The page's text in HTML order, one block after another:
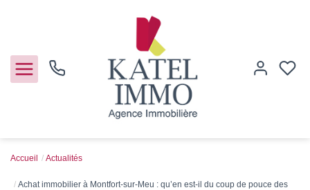
Accueil Actualités
Achat immobilier à Montfort-sur-Meu : qu’en est-il du coup de pouce des